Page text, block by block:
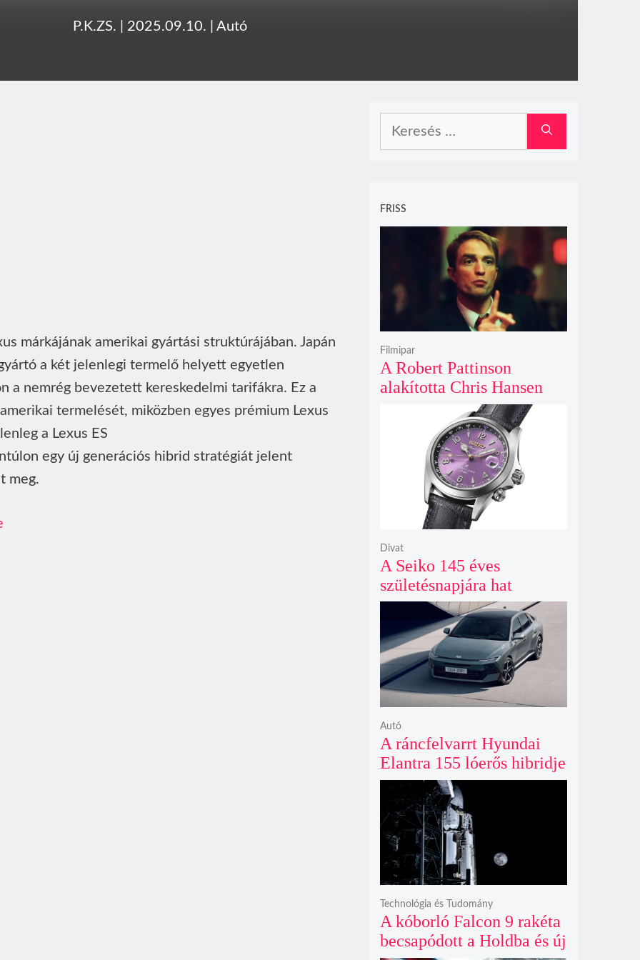
P.K.ZS. 2025.09.10. Autó
márkájának amerikai gyártási struktúrájában. Japán
a két jelenlegi termelő helyett egyetlen
a nemrég bevezetett kereskedelmi tarifákra. Ez a
termelését, miközben egyes prémium Lexus
a Lexus ES
egy új generációs hibrid stratégiát jelent
meg.
FRISS
A Robert Pattinson
alakította Chris Hansen
sötét vadászatra indul a
Primetime előzetesében
Filmipar
A Seiko 145 éves
születésnapjára hat
limitált kiadású Edo-lila
számlapos modellt hozott
ki
Divat
A ráncfelvarrt Hyundai
Elantra 155 lóerős hibridje
és prémium utastere
komoly belsőtéri ugrást
hoz
Autó
A kóborló Falcon 9 rakéta
becsapódott a Holdba és új
Technológia és Tudomány